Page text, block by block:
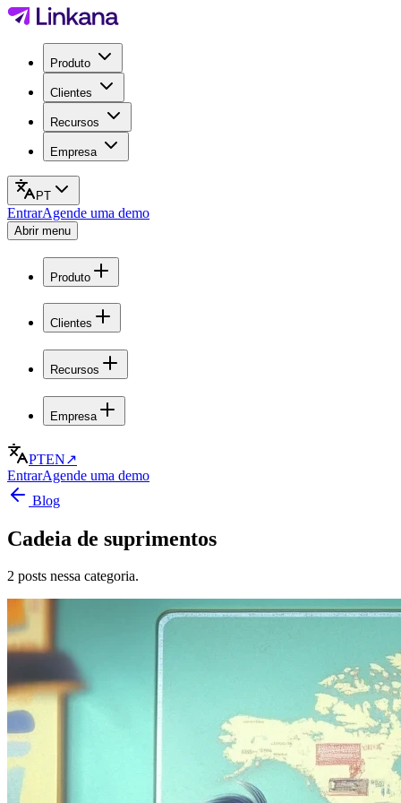
Produto
Clientes
Recursos
Empresa
PT
EntrarAgende uma demo
Abrir menu
Produto
Clientes
Recursos
Empresa
PTEN↗
EntrarAgende uma demo
Blog
Cadeia de suprimentos
2 posts nessa categoria.